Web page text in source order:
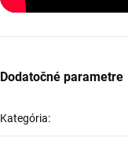
Dodatočné parametre
Kategória: